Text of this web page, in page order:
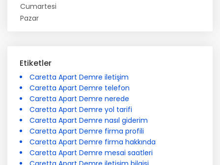
Cumartesi
Pazar
Etiketler
Caretta Apart Demre iletişim
Caretta Apart Demre telefon
Caretta Apart Demre nerede
Caretta Apart Demre yol tarifi
Caretta Apart Demre nasıl giderim
Caretta Apart Demre firma profili
Caretta Apart Demre firma hakkında
Caretta Apart Demre mesai saatleri